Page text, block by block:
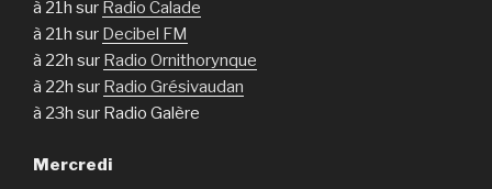
à 21h sur Radio Calade
à 21h sur Decibel FM
à 22h sur Radio Ornithorynque
à 22h sur Radio Grésivaudan
à 23h sur Radio Galère
Mercredi